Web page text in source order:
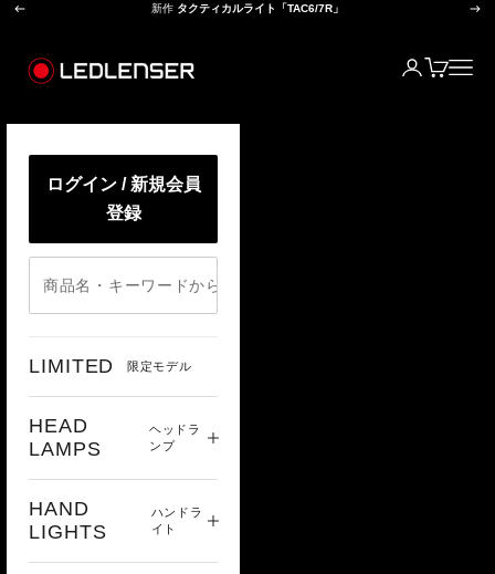
コンテンツへスキップ
前へ 新作 タクティカルライト「TAC6/7R」 次へ
ログイン
カートメニ
ログイン / 新規会員
登録
LIMITED 限定モデル
HEAD
LAMPS
ヘッドラ
ンプ
HAND
LIGHTS
ハンドラ
イト